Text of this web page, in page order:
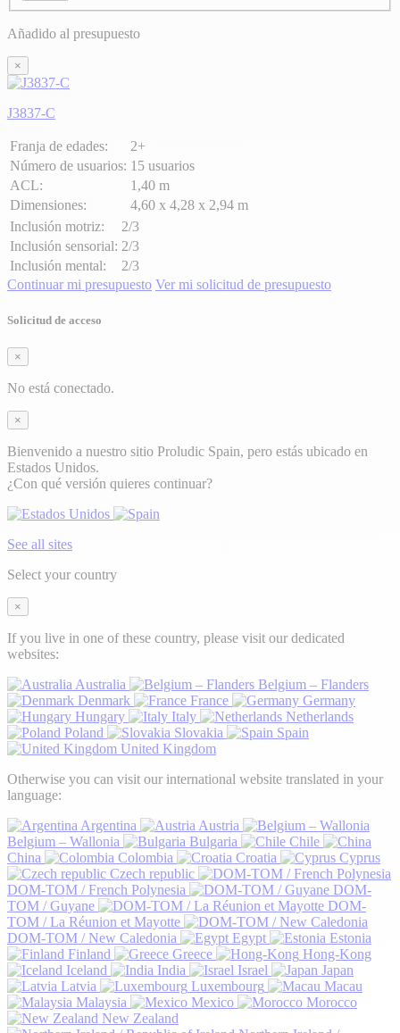
Añadido al presupuesto
×
J3837-C
Franja de edades:
2+
Número de usuarios: 15 usuarios
ACL:
1,40 m
Dimensiones:
4,60 x 4,28 x 2,94 m
Inclusión motriz:
2/3
Inclusión sensorial: 2/3
Inclusión mental:
2/3
Continuar mi presupuesto Ver mi solicitud de presupuesto
Solicitud de acceso
×
No está conectado.
×
Bienvenido a nuestro sitio Proludic Spain, pero estás ubicado en
Estados Unidos.
¿Con qué versión quieres continuar?
See all sites
Select your country
×
If you live in one of these country, please visit our dedicated
websites:
Australia
Belgium – Flanders
Denmark
France
Germany
Hungary
Italy
Netherlands
Poland
Slovakia
Spain
United Kingdom
Otherwise you can visit our international website translated in your
language:
Argentina
Austria
Belgium – Wallonia
Bulgaria
Chile
China
Colombia Croatia
Cyprus
Czech republic
DOM-TOM / French Polynesia
DOM-
TOM / Guyane
DOM-
TOM / La Réunion et Mayotte
DOM-TOM / New Caledonia
Egypt
Estonia
Finland
Greece
Hong-Kong
Iceland
India Israel
Japan
Latvia
Luxembourg
Macau
Malaysia
Mexico
Morocco
New Zealand